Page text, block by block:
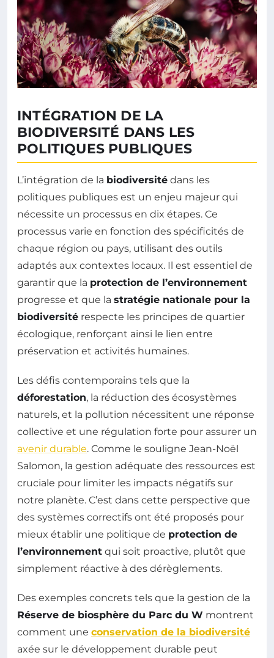
INTÉGRATION DE LA
BIODIVERSITÉ DANS LES
POLITIQUES PUBLIQUES
L’intégration de la biodiversité dans les
politiques publiques est un enjeu majeur qui
nécessite un processus en dix étapes. Ce
processus varie en fonction des spécificités de
chaque région ou pays, utilisant des outils
adaptés aux contextes locaux. Il est essentiel de
garantir que la protection de l’environnement
progresse et que la stratégie nationale pour la
biodiversité respecte les principes de quartier
écologique, renforçant ainsi le lien entre
préservation et activités humaines.
Les défis contemporains tels que la
déforestation, la réduction des écosystèmes
naturels, et la pollution nécessitent une réponse
collective et une régulation forte pour assurer un
avenir durable. Comme le souligne Jean-Noël
Salomon, la gestion adéquate des ressources est
cruciale pour limiter les impacts négatifs sur
notre planète. C’est dans cette perspective que
des systèmes correctifs ont été proposés pour
mieux établir une politique de protection de
l’environnement qui soit proactive, plutôt que
simplement réactive à des dérèglements.
Des exemples concrets tels que la gestion de la
Réserve de biosphère du Parc du W montrent
comment une conservation de la biodiversité
axée sur le développement durable peut